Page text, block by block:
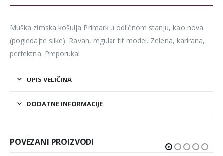
Muška zimska košulja Primark u odličnom stanju, kao nova.
(pogledajte slike). Ravan, regular fit model. Zelena, karirana,
perfektna. Preporuka!
OPIS VELIČINA
DODATNE INFORMACIJE
POVEZANI PROIZVODI